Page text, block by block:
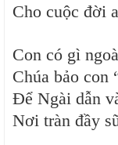
Cho cuộc đời
Con có gì
Chúa bảo con
Để Ngài dẫn
Nơi tràn đầy